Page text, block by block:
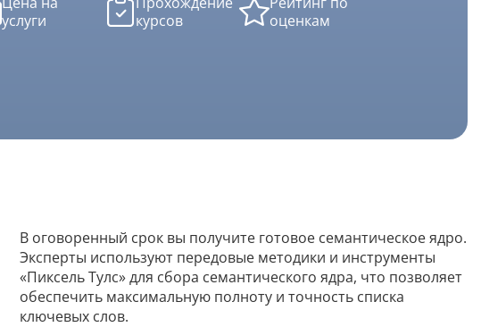
Скрипты
Разбить текст
Должностная инструкция
Регламенты
Вакансия
услуги
курсов
оценкам
В оговоренный срок вы получите готовое семантическое ядро.
Эксперты используют передовые методики и инструменты
«Пиксель Тулс» для сбора семантического ядра, что позволяет
обеспечить максимальную полноту и точность списка
ключевых слов.